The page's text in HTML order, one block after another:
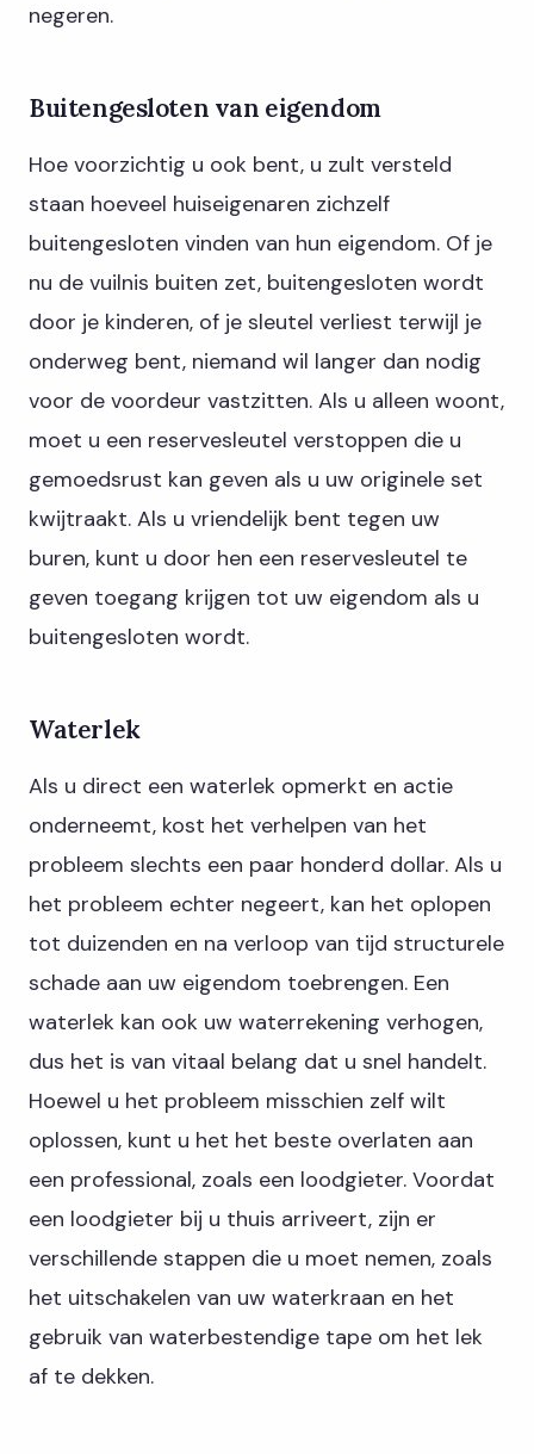
negeren.
Buitengesloten van eigendom
Hoe voorzichtig u ook bent, u zult versteld
staan ​​hoeveel huiseigenaren zichzelf
buitengesloten vinden van hun eigendom. Of je
nu de vuilnis buiten zet, buitengesloten wordt
door je kinderen, of je sleutel verliest terwijl je
onderweg bent, niemand wil langer dan nodig
voor de voordeur vastzitten. Als u alleen woont,
moet u een reservesleutel verstoppen die u
gemoedsrust kan geven als u uw originele set
kwijtraakt. Als u vriendelijk bent tegen uw
buren, kunt u door hen een reservesleutel te
geven toegang krijgen tot uw eigendom als u
buitengesloten wordt.
Waterlek
Als u direct een waterlek opmerkt en actie
onderneemt, kost het verhelpen van het
probleem slechts een paar honderd dollar. Als u
het probleem echter negeert, kan het oplopen
tot duizenden en na verloop van tijd structurele
schade aan uw eigendom toebrengen. Een
waterlek kan ook uw waterrekening verhogen,
dus het is van vitaal belang dat u snel handelt.
Hoewel u het probleem misschien zelf wilt
oplossen, kunt u het het beste overlaten aan
een professional, zoals een loodgieter. Voordat
een loodgieter bij u thuis arriveert, zijn er
verschillende stappen die u moet nemen, zoals
het uitschakelen van uw waterkraan en het
gebruik van waterbestendige tape om het lek
af te dekken.